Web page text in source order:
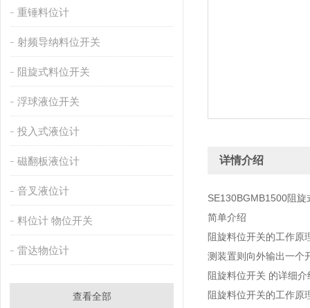
重锤料位计
射频导纳料位开关
阻旋式料位开关
浮球液位开关
投入式液位计
磁翻板液位计
音叉液位计
料位计 物位开关
雷达物位计
查看全部
详情介绍
SE130BGMB1500阻
简单介绍
阻旋料位开关的工作原
测装置则向外输出一个
阻旋料位开关 的详细介
阻旋料位开关的工作原